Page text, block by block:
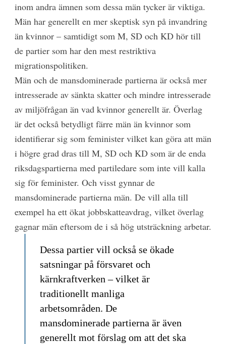
inom andra ämnen som dessa män tycker är viktiga.
Män har generellt en mer skeptisk syn på invandring
än kvinnor – samtidigt som M, SD och KD hör till
de partier som har den mest restriktiva
migrationspolitiken.
Män och de mansdominerade partierna är också mer
intresserade av sänkta skatter och mindre intresserade
av miljöfrågan än vad kvinnor generellt är. Överlag
är det också betydligt färre män än kvinnor som
identifierar sig som feminister vilket kan göra att män
i högre grad dras till M, SD och KD som är de enda
riksdagspartierna med partiledare som inte vill kalla
sig för feminister. Och visst gynnar de
mansdominerade partierna män. De vill alla till
exempel ha ett ökat jobbskatteavdrag, vilket överlag
gagnar män eftersom de i så hög utsträckning arbetar.
Dessa partier vill också se ökade
satsningar på försvaret och
kärnkraftverken – vilket är
traditionellt manliga
arbetsområden. De
mansdominerade partierna är även
generellt mot förslag om att det ska